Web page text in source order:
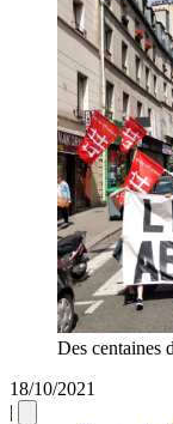
Des centaines
18/10/2021
|